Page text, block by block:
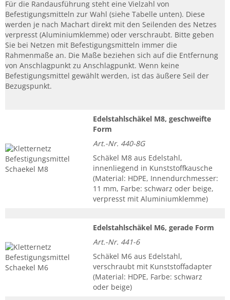
Für die Randausführung steht eine Vielzahl von
Befestigungsmitteln zur Wahl (siehe Tabelle unten). Diese
werden je nach Machart direkt mit den Seilenden des Netzes
verpresst (Aluminiumklemme) oder verschraubt. Bitte geben
Sie bei Netzen mit Befestigungsmitteln immer die
Rahmenmaße an. Die Maße beziehen sich auf die Entfernung
von Anschlagpunkt zu Anschlagpunkt. Wenn keine
Befestigungsmittel gewählt werden, ist das äußere Seil der
Bezugspunkt.
Edelstahlschäkel M8, geschweifte
Form
Art.-Nr. 440-8G
Schäkel M8 aus Edelstahl,
innenliegend in Kunststoffkausche
(Material: HDPE, Innendurchmesser:
11 mm, Farbe: schwarz oder beige,
verpresst mit Aluminiumklemme)
Edelstahlschäkel M6, gerade Form
Art.-Nr. 441-6
Schäkel M6 aus Edelstahl,
verschraubt mit Kunststoffadapter
(Material: HDPE, Farbe: schwarz
oder beige)